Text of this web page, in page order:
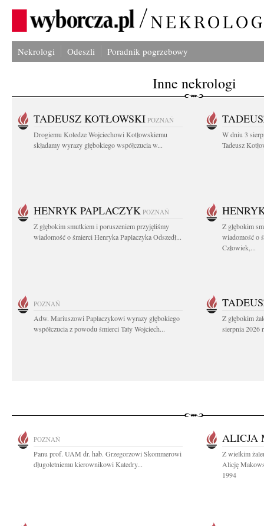
Nekrologi Odeszli Poradnik pogrzebowy
Inne nekrologi
TADEUSZ KOTŁOWSKI POZNAŃ
Drogiemu Koledze Wojciechowi Kotłowskiemu
składamy wyrazy głębokiego współczucia w...
W dniu 3
Tadeusz
HENRYK PAPLACZYK POZNAŃ
Z głębokim smutkiem i poruszeniem przyjęliśmy
wiadomość o śmierci Henryka Paplaczyka Odszedł...
Z głębokim
wiadomość o
Człowiek,...
POZNAŃ
Adw. Mariuszowi Paplaczykowi wyrazy głębokiego
współczucia z powodu śmierci Taty Wojciech...
Z głębokim
sierpnia 2026
POZNAŃ
Panu prof. UAM dr. hab. Grzegorzowi Skommerowi
długoletniemu kierownikowi Katedry...
ALICJA
Z wielkim
Alicję
1994